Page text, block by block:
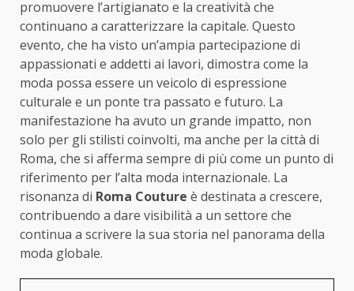
promuovere l’artigianato e la creatività che
continuano a caratterizzare la capitale. Questo
evento, che ha visto un’ampia partecipazione di
appassionati e addetti ai lavori, dimostra come la
moda possa essere un veicolo di espressione
culturale e un ponte tra passato e futuro. La
manifestazione ha avuto un grande impatto, non
solo per gli stilisti coinvolti, ma anche per la città di
Roma, che si afferma sempre di più come un punto di
riferimento per l’alta moda internazionale. La
risonanza di Roma Couture è destinata a crescere,
contribuendo a dare visibilità a un settore che
continua a scrivere la sua storia nel panorama della
moda globale.